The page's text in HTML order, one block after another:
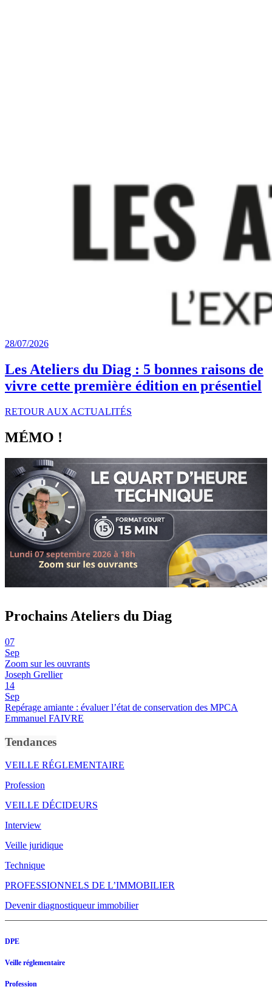
28/07/2026
Les Ateliers du Diag : 5 bonnes raisons de
vivre cette première édition en présentiel
RETOUR AUX ACTUALITÉS
MÉMO !
Prochains Ateliers du Diag
07
Sep
Zoom sur les ouvrants
Joseph Grellier
14
Sep
Repérage amiante : évaluer l’état de conservation des MPCA
Emmanuel FAIVRE
Tendances
VEILLE RÉGLEMENTAIRE
Profession
VEILLE DÉCIDEURS
Interview
Veille juridique
Technique
PROFESSIONNELS DE L’IMMOBILIER
Devenir diagnostiqueur immobilier
DPE
Veille réglementaire
Profession